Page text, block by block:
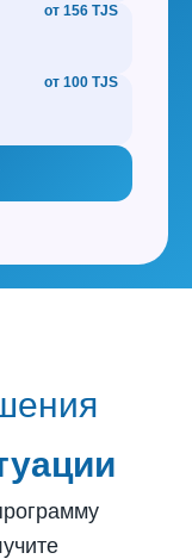
от 156 TJS
от 100 TJS